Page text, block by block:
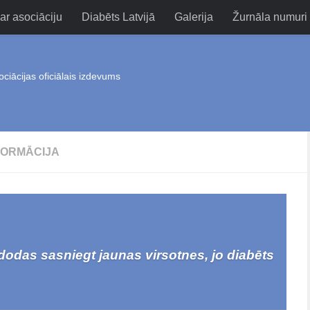
asociāciju Diabēts Latvijā Galerija Žurnāla numuri
oficiālais izdevums
sasniegt jaunas virsotnes, jo diabēts